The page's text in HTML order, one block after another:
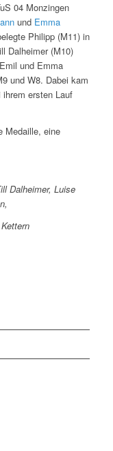
04 Monzingen
und Emma
Philipp (M11) in
Dalheimer (M10)
und Emma
und W8. Dabei kam
ersten Lauf
Medaille, eine
Dalheimer, Luise